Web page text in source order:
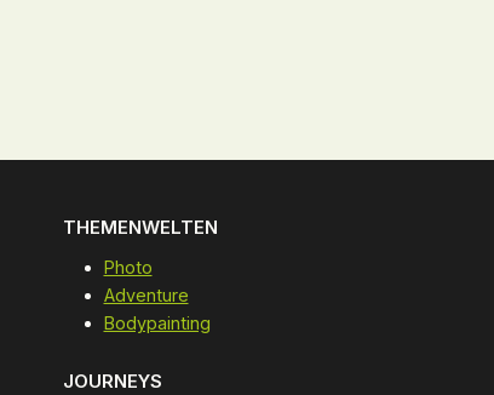
THEMENWELTEN
Photo
Adventure
Bodypainting
JOURNEYS